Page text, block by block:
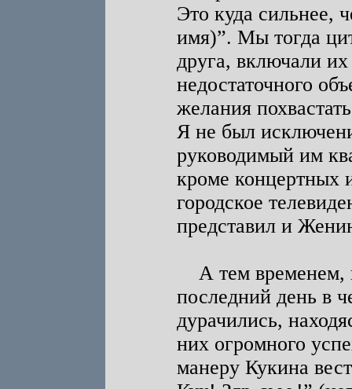
Это куда сильнее,
имя)”. Мы тогда
друга, включали
недостаточного
желания
Я не был
руководимый им
кроме концертных
городское
представил и
А тем временем,
последний день в
дурачились,
них огромного
манеру Кукина